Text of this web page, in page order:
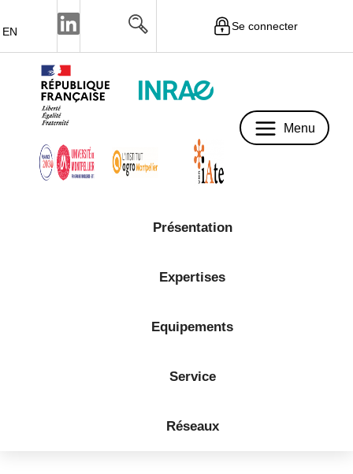
EN Se connecter
Menu
Présentation
Expertises
Equipements
Service
Réseaux